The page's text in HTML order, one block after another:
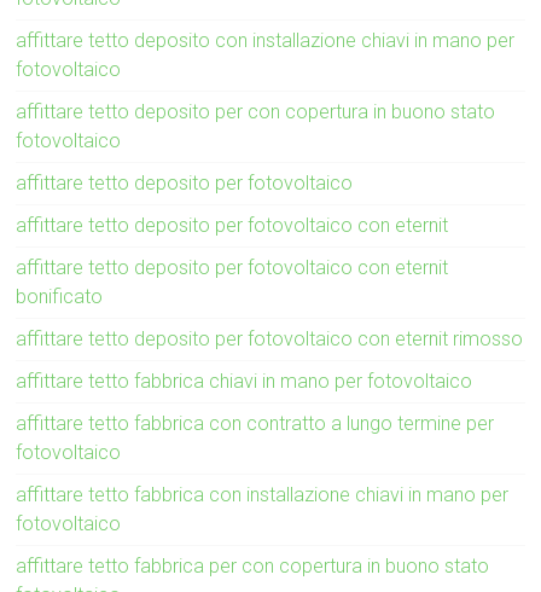
affittare tetto deposito con installazione chiavi in mano per
fotovoltaico
affittare tetto deposito per con copertura in buono stato
fotovoltaico
affittare tetto deposito per fotovoltaico
affittare tetto deposito per fotovoltaico con eternit
affittare tetto deposito per fotovoltaico con eternit
bonificato
affittare tetto deposito per fotovoltaico con eternit rimosso
affittare tetto fabbrica chiavi in mano per fotovoltaico
affittare tetto fabbrica con contratto a lungo termine per
fotovoltaico
affittare tetto fabbrica con installazione chiavi in mano per
fotovoltaico
affittare tetto fabbrica per con copertura in buono stato